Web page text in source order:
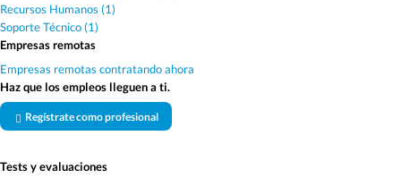
Recursos Humanos (1)
Soporte Técnico (1)
Empresas remotas
Empresas remotas contratando ahora
Haz que los empleos lleguen a ti.
Regístrate como profesional
Tests y evaluaciones